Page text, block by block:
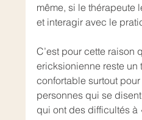
même, si le thérapeute
et interagir avec le
C’est pour cette raison
ericksionienne reste un
confortable surtout
personnes qui se
qui ont des difficultés à